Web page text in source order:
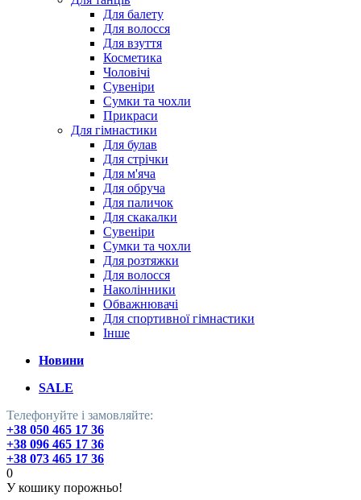
Для балету
Для волосся
Для взуття
Косметика
Чоловічі
Сувеніри
Сумки та чохли
Прикраси
Для гімнастики
Для булав
Для стрічки
Для м'яча
Для обруча
Для паличок
Для скакалки
Сувеніри
Сумки та чохли
Для розтяжки
Для волосся
Наколінники
Обважнювачі
Для спортивної гімнастики
Інше
Новини
SALE
Телефонуйте і замовляйте:
+38 050 465 17 36
+38 096 465 17 36
+38 073 465 17 36
0
У кошику порожньо!